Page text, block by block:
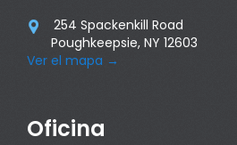

254 Spackenkill Road
Poughkeepsie, NY 12603
Ver el mapa →
Oficina